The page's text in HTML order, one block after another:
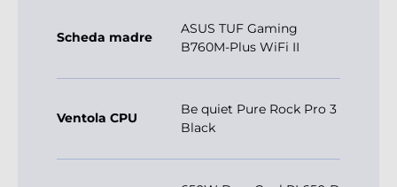
Scheda madre
ASUS TUF Gaming
B760M-Plus WiFi II
Ventola CPU
Be quiet Pure Rock Pro 3
Black